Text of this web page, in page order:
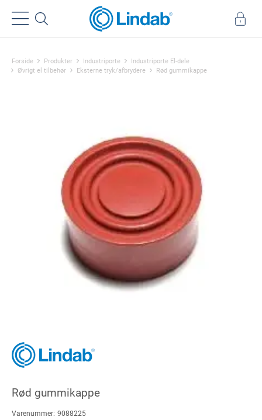
Forside Produkter Industriporte
Industriporte El-dele
Øvrigt el tilbehør
Eksterne tryk/afbrydere Rød gummikappe
Rød gummikappe
Varenummer: 9088225